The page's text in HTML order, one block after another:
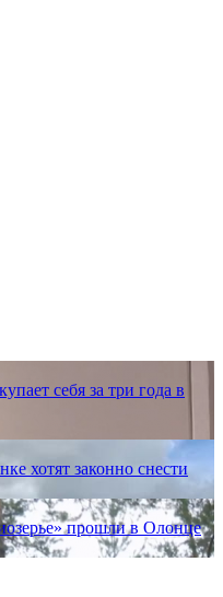
себя за три года в
хотят законно снести
прошли в Олонце